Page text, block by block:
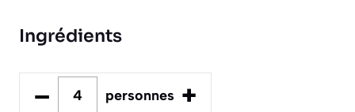
Ingrédients
– personnes +